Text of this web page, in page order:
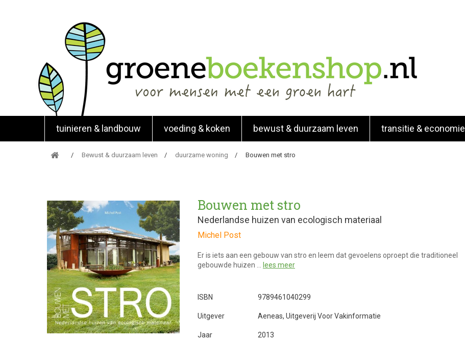
tuinieren & landbouw voeding & koken bewust & duurzaam leven transitie & economie
Bewust & duurzaam leven duurzame woning Bouwen met stro
Bouwen met stro
Nederlandse huizen van ecologisch materiaal
Michel Post
Er is iets aan een gebouw van stro en leem dat gevoelens oproept die traditioneel
gebouwde huizen … lees meer
ISBN 9789461040299
Uitgever Aeneas, Uitgeverij Voor Vakinformatie
Jaar 2013